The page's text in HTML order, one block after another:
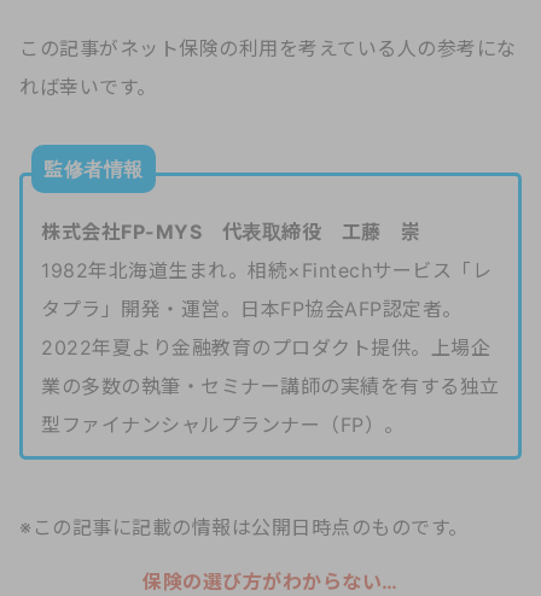
この記事がネット保険の利用を考えている人の参考にな
れば幸いです。
監修者情報
株式会社FP-MYS 代表取締役 工藤 崇
1982年北海道生まれ。相続×Fintechサービス「レ
タプラ」開発・運営。日本FP協会AFP認定者。
2022年夏より金融教育のプロダクト提供。上場企
業の多数の執筆・セミナー講師の実績を有する独立
型ファイナンシャルプランナー（FP）。
※この記事に記載の情報は公開日時点のものです。
保険の選び方がわからない…